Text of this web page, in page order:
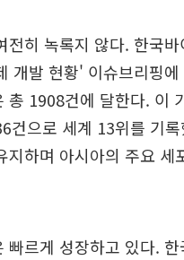
전히 녹록지 않다. 한국
개발 현황' 이슈브리핑
총 1908건에 달한다. 이
건으로 세계 13위를 기
지하며 아시아의 주요
빠르게 성장하고 있다.